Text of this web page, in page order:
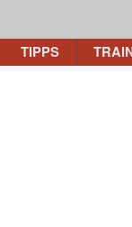
TIPPS